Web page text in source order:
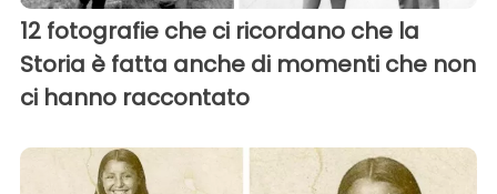
12 fotografie che ci ricordano che la
Storia è fatta anche di momenti che non
ci hanno raccontato